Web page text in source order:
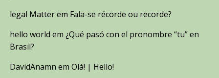
legal Matterem Fala-se récorde ou recorde?
hello world em ¿Qué pasó con el pronombre “tu” en
Brasil?
DavidAnamn em Olá! | Hello!